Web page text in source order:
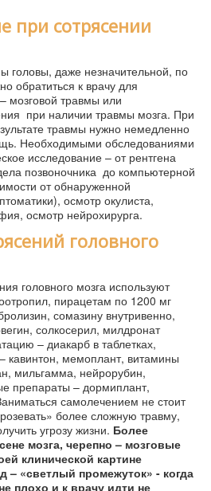
при сотрясении
головы, даже незначительной, по
обратиться к врачу для
мозговой травмы или
при наличии травмы мозга. При
травмы нужно немедленно
Необходимыми обследованиями
исследование – от рентгена
позвоночника до компьютерной
от обнаруженной
осмотр окулиста,
осмотр нейрохирурга.
головного
головного мозга используют
пирацетам по 1200 мг
сомазину внутривенно,
солкосерил, милдронат
– диакарб в таблетках,
кавинтон, мемоплант, витамины
мильгамма, нейрорубин,
препараты – дормиплант,
самолечением не стоит
более сложную травму,
угрозу жизни. Более
мозга, черепно – мозговые
клинической картине
– «светлый промежуток» - когда
плохо и к врачу идти не